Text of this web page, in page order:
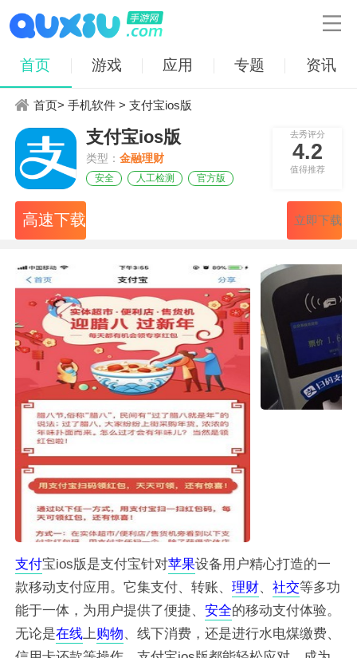

首页 游戏 应用 专题 资讯
首页>手机软件 > 支付宝ios版
支付宝ios版
类型：金融理财
安全 人工检测 官方版
去秀评分
4.2
值得推荐
高速下载 立即下载
支付宝ios版是支付宝针对苹果设备用户精心打造的一
款移动支付应用。它集支付、转账、 理财、 社交等多功
能于一体，为用户提供了便捷、 安全的移动支付体验。
无论是在线上购物、线下消费，还是进行水电煤缴费、